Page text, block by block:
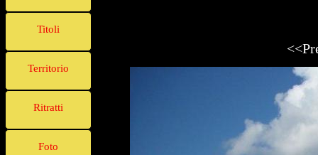
Titoli
Territorio
Ritratti
Foto